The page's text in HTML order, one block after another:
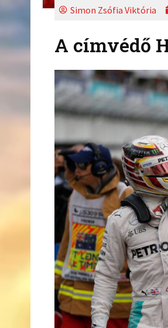
Simon Zsófia Viktória
A címvédő